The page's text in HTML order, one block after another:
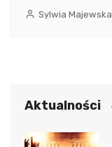
Sylwia Majewska
Aktualności